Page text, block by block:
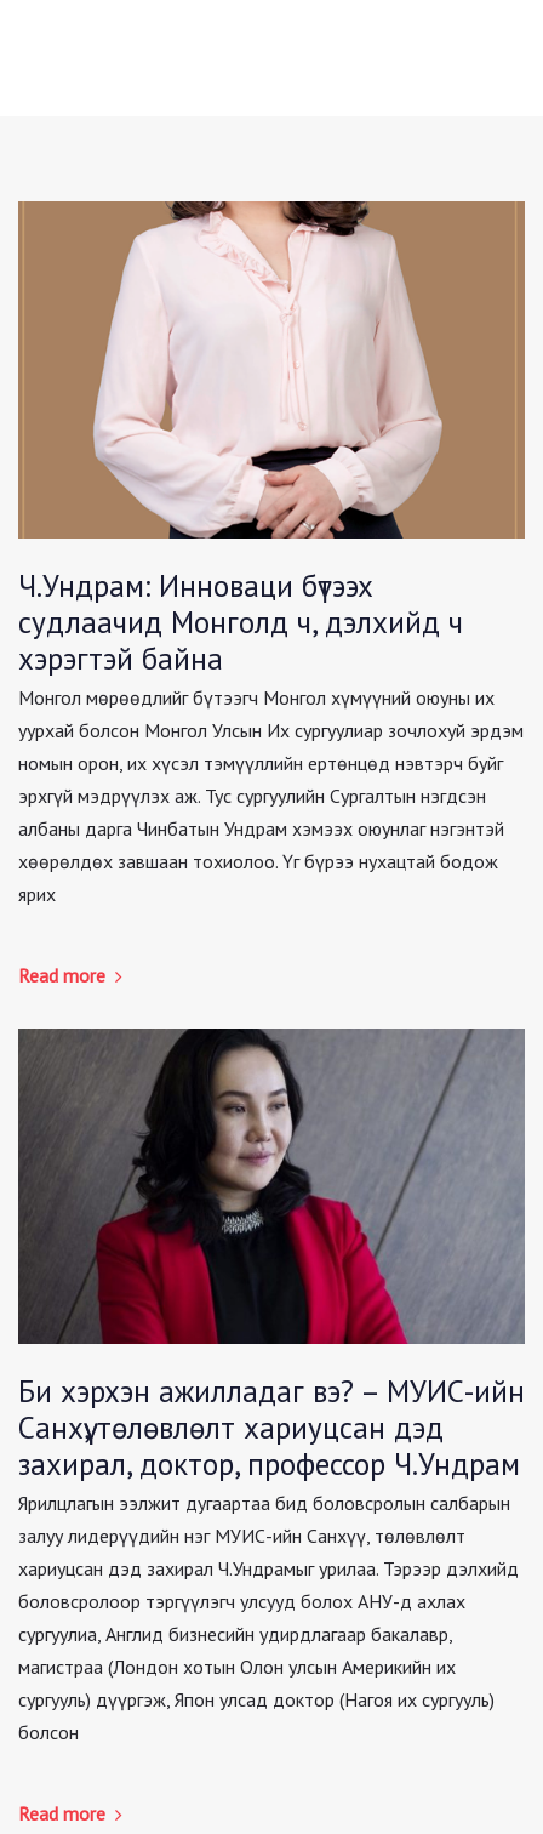
Ч.Ундрам: Инноваци бүтээх
судлаачид Монголд ч, дэлхийд ч
хэрэгтэй байна
Монгол мөрөөдлийг бүтээгч Монгол хүмүүний оюуны их
уурхай болсон Монгол Улсын Их сургуулиар зочлохуй эрдэм
номын орон, их хүсэл тэмүүллийн ертөнцөд нэвтэрч буйг
эрхгүй мэдрүүлэх аж. Тус сургуулийн Сургалтын нэгдсэн
албаны дарга Чинбатын Ундрам хэмээх оюунлаг нэгэнтэй
хөөрөлдөх завшаан тохиолоо. Үг бүрээ нухацтай бодож
ярих
Read more
Би хэрхэн ажилладаг вэ? – МУИС-ийн
Санхүү, төлөвлөлт хариуцсан дэд
захирал, доктор, профессор Ч.Ундрам
Ярилцлагын ээлжит дугаартаа бид боловсролын салбарын
залуу лидерүүдийн нэг МУИС-ийн Санхүү, төлөвлөлт
хариуцсан дэд захирал Ч.Ундрамыг урилаа. Тэрээр дэлхийд
боловсролоор тэргүүлэгч улсууд болох АНУ-д ахлах
сургуулиа, Англид бизнесийн удирдлагаар бакалавр,
магистраа (Лондон хотын Олон улсын Америкийн их
сургууль) дүүргэж, Япон улсад доктор (Нагоя их сургууль)
болсон
Read more